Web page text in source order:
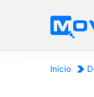
Inicio